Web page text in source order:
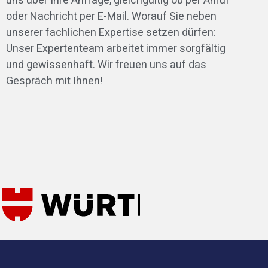
oder Nachricht per E-Mail. Worauf Sie neben
unserer fachlichen Expertise setzen dürfen:
Unser Expertenteam arbeitet immer sorgfältig
und gewissenhaft. Wir freuen uns auf das
Gespräch mit Ihnen!